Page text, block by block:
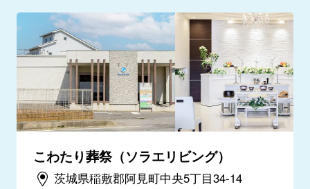
こわたり葬祭（ソラエリビング）
茨城県稲敷郡阿見町中央5丁目34-14